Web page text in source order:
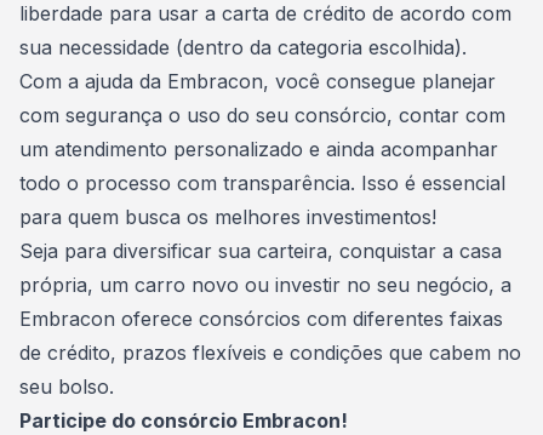
liberdade para usar a carta de crédito de acordo com
sua necessidade (dentro da categoria escolhida).
Com a ajuda da Embracon, você consegue planejar
com segurança o uso do seu consórcio, contar com
um atendimento personalizado e ainda acompanhar
todo o processo com transparência. Isso é essencial
para quem busca os melhores investimentos!
Seja para diversificar sua carteira, conquistar a casa
própria, um carro novo ou investir no seu negócio, a
Embracon oferece consórcios com diferentes faixas
de crédito, prazos flexíveis e condições que cabem no
seu bolso.
Participe do consórcio Embracon!